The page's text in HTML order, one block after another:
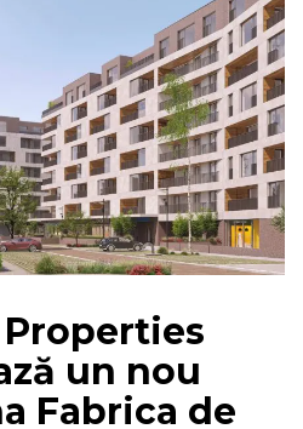
un nou
Fabrica de